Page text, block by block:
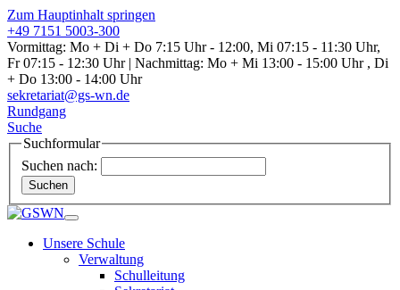
Zum Hauptinhalt springen
+49 7151 5003-300
Vormittag: Mo + Di + Do 7:15 Uhr - 12:00, Mi 07:15 - 11:30 Uhr,
Fr 07:15 - 12:30 Uhr | Nachmittag: Mo + Mi 13:00 - 15:00 Uhr , Di
+ Do 13:00 - 14:00 Uhr
sekretariat@gs-wn.de
Rundgang
Suche
Suchformular
Suchen nach:
Suchen
Unsere Schule
Verwaltung
Schulleitung